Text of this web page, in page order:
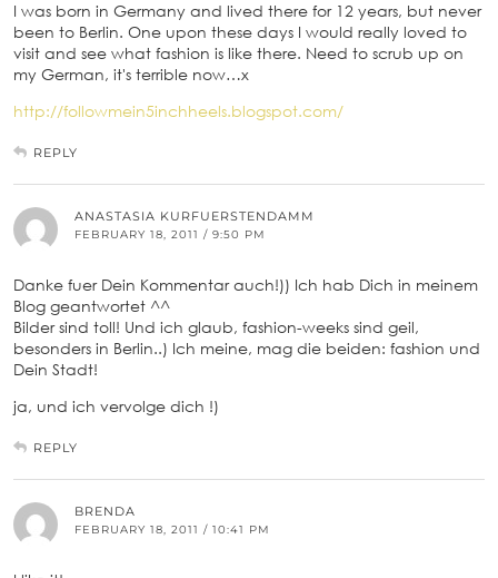
I was born in Germany and lived there for 12 years, but never
been to Berlin. One upon these days I would really loved to
visit and see what fashion is like there. Need to scrub up on
my German, it's terrible now…x
http://followmein5inchheels.blogspot.com/
REPLY
ANASTASIA KURFUERSTENDAMM
FEBRUARY 18, 2011 / 9:50 PM
Danke fuer Dein Kommentar auch!)) Ich hab Dich in meinem
Blog geantwortet ^^
Bilder sind toll! Und ich glaub, fashion-weeks sind geil,
besonders in Berlin..) Ich meine, mag die beiden: fashion und
Dein Stadt!
ja, und ich vervolge dich !)
REPLY
BRENDA
FEBRUARY 18, 2011 / 10:41 PM